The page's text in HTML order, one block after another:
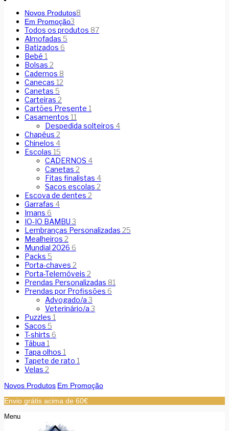
Novos Produtos8
Em Promoção3
Todos os produtos 87
Almofadas 5
Batizados 6
Bebé 1
Bolsas 2
Cadernos 8
Canecas 12
Canetas 5
Carteiras 2
Cartões Presente 1
Casamentos 11
Despedida solteiros 4
Chapéus 2
Chinelos 4
Escolas 15
CADERNOS 4
Canetas 2
Fitas finalistas 4
Sacos escolas 2
Escova de dentes 2
Garrafas 4
Imans 6
IO-IO BAMBU3
Lembranças Personalizadas 25
Mealheiros 2
Mundial 2026 6
Packs 5
Porta-chaves 2
Porta-Telemóveis 2
Prendas Personalizadas 81
Prendas por Profissões 6
Advogado/a3
Veterinário/a3
Puzzles 1
Sacos 5
T-shirts 6
Tábua 1
Tapa olhos 1
Tapete de rato 1
Velas 2
Novos Produtos Em Promoção
Envio grátis acima de 60€
Menu